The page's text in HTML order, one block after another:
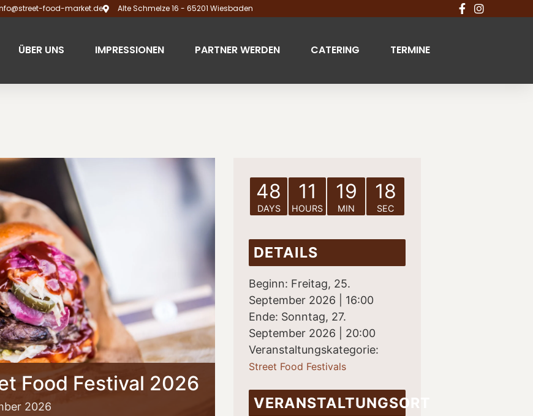
food-market.de Alte Schmelze 16 - 65201 Wiesbaden
ÜBER UNS IMPRESSIONEN PARTNER WERDEN CATERING TERMINE
Food Festival 2026
2026
48
DAYS
11
HOURS
19
MIN
17
SEC
DETAILS
Beginn: Freitag, 25.
September 2026 | 16:00
Ende: Sonntag, 27.
September 2026 | 20:00
Veranstaltungskategorie:
Street Food Festivals
VERANSTALTUNGSORT